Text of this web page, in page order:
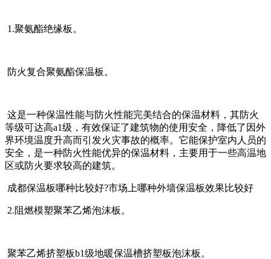
1.聚氨酯绝缘板。
防火复合聚氨酯保温板。
这是一种保温性能与防火性能完美结合的保温材料，其防火
等级可达高a1级，有效保证了建筑物的使用安全，降低了因外
界环境温度升高而引发火灾事故的概率。它能保护室内人员的
安全，是一种防火性能优异的保温材料，主要用于一些高温地
区或防火要求较高的建筑。
成都保温板哪种比较好?市场上哪种外墙保温板效果比较好
2.阻燃模塑聚苯乙烯泡沫板。
聚苯乙烯挤塑板b1级地暖保温槽挤塑板泡沫板。